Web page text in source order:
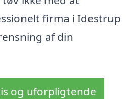
firma i Idestrup
af din
og uforpligtende